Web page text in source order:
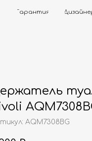
Дизайнерам
AQM7308BG